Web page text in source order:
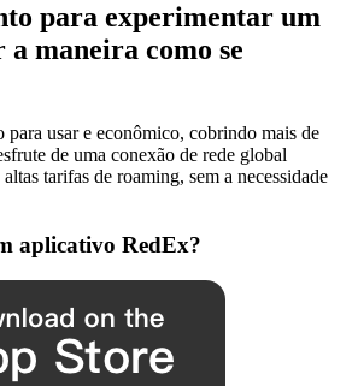
para experimentar um
maneira como se
para usar e econômico, cobrindo mais de
de uma conexão de rede global
tarifas de roaming, sem a necessidade
aplicativo RedEx?